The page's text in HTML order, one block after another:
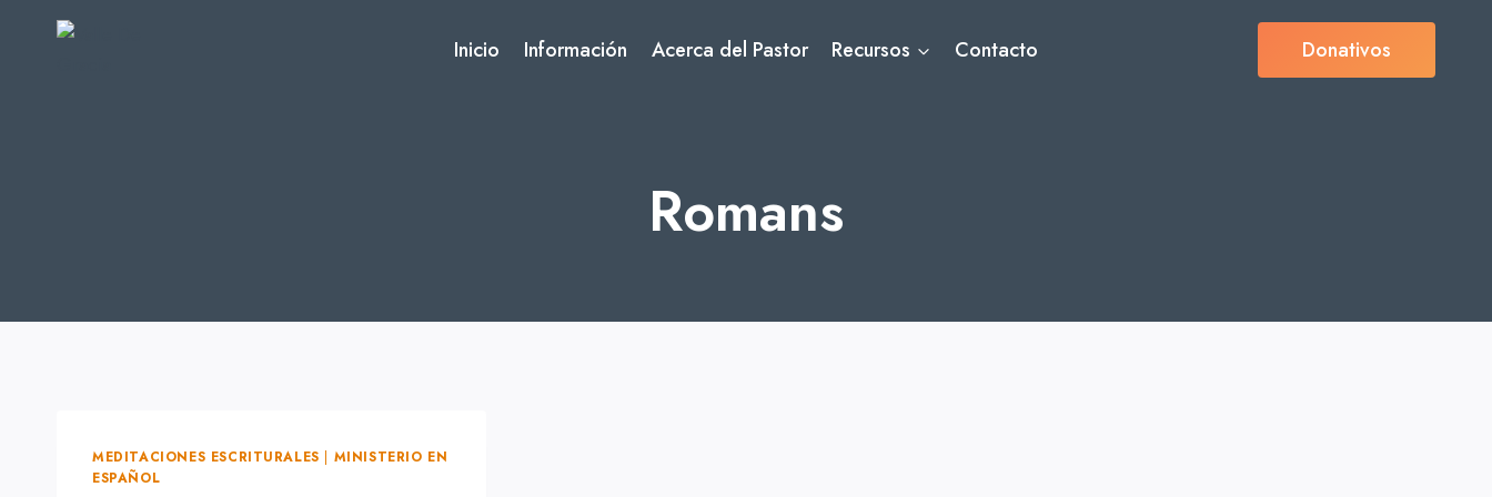
Inicio Información Acerca del Pastor Recursos Contacto Donativos
Romans
MEDITACIONES ESCRITURALES | MINISTERIO EN
ESPAÑOL